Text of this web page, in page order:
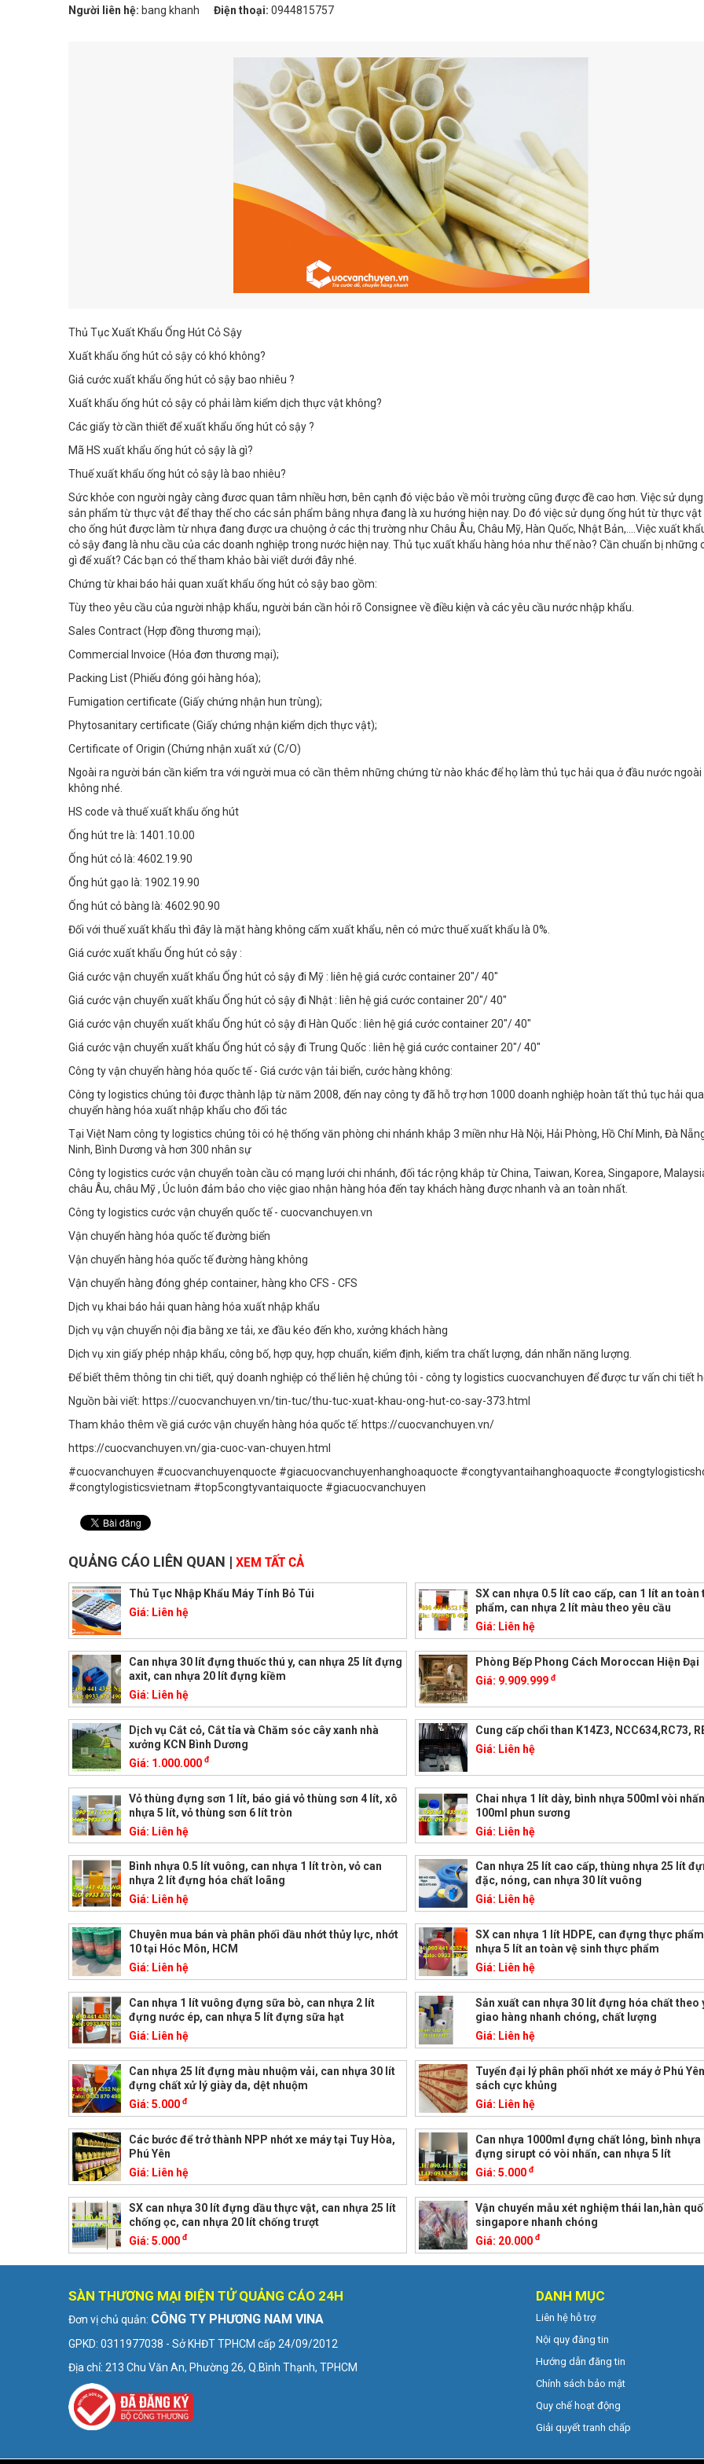
Người liên hệ: bang khanh Điện thoại: 0944815757
Thủ Tục Xuất Khẩu Ống Hút Cỏ Sậy
Xuất khẩu ống hút cỏ sậy có khó không?
Giá cước xuất khẩu ống hút cỏ sậy bao nhiêu ?
Xuất khẩu ống hút cỏ sậy có phải làm kiểm dịch thực vật không?
Các giấy tờ cần thiết để xuất khẩu ống hút cỏ sậy ?
Mã HS xuất khẩu ống hút cỏ sậy là gì?
Thuế xuất khẩu ống hút cỏ sậy là bao nhiêu?
Sức khỏe con người ngày càng đươc quan tâm nhiều hơn, bên cạnh đó việc bảo về môi trường cũng được đề cao hơn. Việc sử
sản phẩm từ thực vật để thay thế cho các sản phẩm bằng nhựa đang là xu hướng hiện nay. Do đó việc sử dụng ống hút từ thực
cho ống hút được làm từ nhựa đang được ưa chuộng ở các thị trường như Châu Âu, Châu Mỹ, Hàn Quốc, Nhật Bản,….Việc xuất
cỏ sậy đang là nhu cầu của các doanh nghiệp trong nước hiện nay. Thủ tục xuất khẩu hàng hóa như thế nào? Cần chuẩn bị những
gì để xuất? Các bạn có thể tham khảo bài viết dưới đây nhé.
Chứng từ khai báo hải quan xuất khẩu ống hút cỏ sậy bao gồm:
Tùy theo yêu cầu của người nhập khẩu, người bán cần hỏi rõ Consignee về điều kiện và các yêu cầu nước nhập khẩu.
Sales Contract (Hợp đồng thương mại);
Commercial Invoice (Hóa đơn thương mại);
Packing List (Phiếu đóng gói hàng hóa);
Fumigation certificate (Giấy chứng nhận hun trùng);
Phytosanitary certificate (Giấy chứng nhận kiểm dịch thực vật);
Certificate of Origin (Chứng nhận xuất xứ (C/O)
Ngoài ra người bán cần kiểm tra với người mua có cần thêm những chứng từ nào khác để họ làm thủ tục hải qua ở đầu nước ngoài
không nhé.
HS code và thuế xuất khẩu ống hút
Ống hút tre là: 1401.10.00
Ống hút cỏ là: 4602.19.90
Ống hút gạo là: 1902.19.90
Ống hút cỏ bàng là: 4602.90.90
Đối với thuế xuất khẩu thì đây là mặt hàng không cấm xuất khẩu, nên có mức thuế xuất khẩu là 0%.
Giá cước xuất khẩu Ống hút cỏ sậy :
Giá cước vận chuyển xuất khẩu Ống hút cỏ sậy đi Mỹ : liên hệ giá cước container 20"/ 40"
Giá cước vận chuyển xuất khẩu Ống hút cỏ sậy đi Nhật : liên hệ giá cước container 20"/ 40"
Giá cước vận chuyển xuất khẩu Ống hút cỏ sậy đi Hàn Quốc : liên hệ giá cước container 20"/ 40"
Giá cước vận chuyển xuất khẩu Ống hút cỏ sậy đi Trung Quốc : liên hệ giá cước container 20"/ 40"
Công ty vận chuyển hàng hóa quốc tế - Giá cước vận tải biển, cước hàng không:
Công ty logistics chúng tôi được thành lập từ năm 2008, đến nay công ty đã hỗ trợ hơn 1000 doanh nghiệp hoàn tất thủ tục hải
chuyển hàng hóa xuất nhập khẩu cho đối tác
Tại Việt Nam công ty logistics chúng tôi có hệ thống văn phòng chi nhánh khắp 3 miền như Hà Nội, Hải Phòng, Hồ Chí Minh, Đà
Ninh, Bình Dương và hơn 300 nhân sự
Công ty logistics cước vận chuyển toàn cầu có mạng lưới chi nhánh, đối tác rộng khắp từ China, Taiwan, Korea, Singapore,
châu Âu, châu Mỹ , Úc luôn đảm bảo cho việc giao nhận hàng hóa đến tay khách hàng được nhanh và an toàn nhất.
Công ty logistics cước vận chuyển quốc tế - cuocvanchuyen.vn
Vận chuyển hàng hóa quốc tế đường biển
Vận chuyển hàng hóa quốc tế đường hàng không
Vận chuyển hàng đóng ghép container, hàng kho CFS - CFS
Dịch vụ khai báo hải quan hàng hóa xuất nhập khẩu
Dịch vụ vận chuyển nội địa bằng xe tải, xe đầu kéo đến kho, xưởng khách hàng
Dịch vụ xin giấy phép nhập khẩu, công bố, hợp quy, hợp chuẩn, kiểm định, kiểm tra chất lượng, dán nhãn năng lượng.
Để biết thêm thông tin chi tiết, quý doanh nghiệp có thể liên hệ chúng tôi - công ty logistics cuocvanchuyen để được tư vấn chi tiết
Nguồn bài viết: https://cuocvanchuyen.vn/tin-tuc/thu-tuc-xuat-khau-ong-hut-co-say-373.html
Tham khảo thêm về giá cước vận chuyển hàng hóa quốc tế: https://cuocvanchuyen.vn/
https://cuocvanchuyen.vn/gia-cuoc-van-chuyen.html
#cuocvanchuyen #cuocvanchuyenquocte #giacuocvanchuyenhanghoaquocte #congtyvantaihanghoaquocte
#congtylogisticsvietnam #top5congtyvantaiquocte #giacuocvanchuyen
QUẢNG CÁO LIÊN QUAN | XEM TẤT CẢ
Thủ Tục Nhập Khẩu Máy Tính Bỏ Túi
Giá: Liên hệ
SX can nhựa 0.5 lít cao cấp, can 1 lít an toàn
phẩm, can nhựa 2 lít màu theo yêu cầu
Giá: Liên hệ
Can nhựa 30 lít đựng thuốc thú y, can nhựa 25 lít đựng
axit, can nhựa 20 lít đựng kiềm
Giá: Liên hệ
Phòng Bếp Phong Cách Moroccan Hiện Đại
Giá: 9.909.999đ
Dịch vụ Cắt cỏ, Cắt tỉa và Chăm sóc cây xanh nhà
xưởng KCN Bình Dương
Giá: 1.000.000 đ
Cung cấp chổi than K14Z3, NCC634,RC73,
Giá: Liên hệ
Vỏ thùng đựng sơn 1 lít, báo giá vỏ thùng sơn 4 lít, xô
nhựa 5 lít, vỏ thùng sơn 6 lít tròn
Giá: Liên hệ
Chai nhựa 1 lít dày, bình nhựa 500ml vòi
100ml phun sương
Giá: Liên hệ
Bình nhựa 0.5 lít vuông, can nhựa 1 lít tròn, vỏ can
nhựa 2 lít đựng hóa chất loãng
Giá: Liên hệ
Can nhựa 25 lít cao cấp, thùng nhựa 25 lít
đặc, nóng, can nhựa 30 lít vuông
Giá: Liên hệ
Chuyên mua bán và phân phối dầu nhớt thủy lực, nhớt
10 tại Hóc Môn, HCM
Giá: Liên hệ
SX can nhựa 1 lít HDPE, can đựng thực
nhựa 5 lít an toàn vệ sinh thực phẩm
Giá: Liên hệ
Can nhựa 1 lít vuông đựng sữa bò, can nhựa 2 lít
đựng nước ép, can nhựa 5 lít đựng sữa hạt
Giá: Liên hệ
Sản xuất can nhựa 30 lít đựng hóa chất theo
giao hàng nhanh chóng, chất lượng
Giá: Liên hệ
Can nhựa 25 lít đựng màu nhuộm vải, can nhựa 30 lít
đựng chất xử lý giày da, dệt nhuộm
Giá: 5.000 đ
Tuyển đại lý phân phối nhớt xe máy ở Phú
sách cực khủng
Giá: Liên hệ
Các bước để trở thành NPP nhớt xe máy tại Tuy Hòa,
Phú Yên
Giá: Liên hệ
Can nhựa 1000ml đựng chất lỏng, bình
đựng sirupt có vòi nhấn, can nhựa 5 lít
Giá:5.000đ
SX can nhựa 30 lít đựng dầu thực vật, can nhựa 25 lít
chống ọc, can nhựa 20 lít chống trượt
Giá: 5.000 đ
Vận chuyển mẫu xét nghiệm thái lan,hàn
singapore nhanh chóng
Giá: 20.000đ
SÀN THƯƠNG MẠI ĐIỆN TỬ QUẢNG CÁO 24H
Đơn vị chủ quản: CÔNG TY PHƯƠNG NAM VINA
GPKD: 0311977038 - Sở KHĐT TPHCM cấp 24/09/2012
Địa chỉ: 213 Chu Văn An, Phường 26, Q.Bình Thạnh, TPHCM
DANH MỤC
Liên hệ hỗ trợ
Nội quy đăng tin
Hướng dẫn đăng tin
Chính sách bảo mật
Quy chế hoạt động
Giải quyết tranh chấp